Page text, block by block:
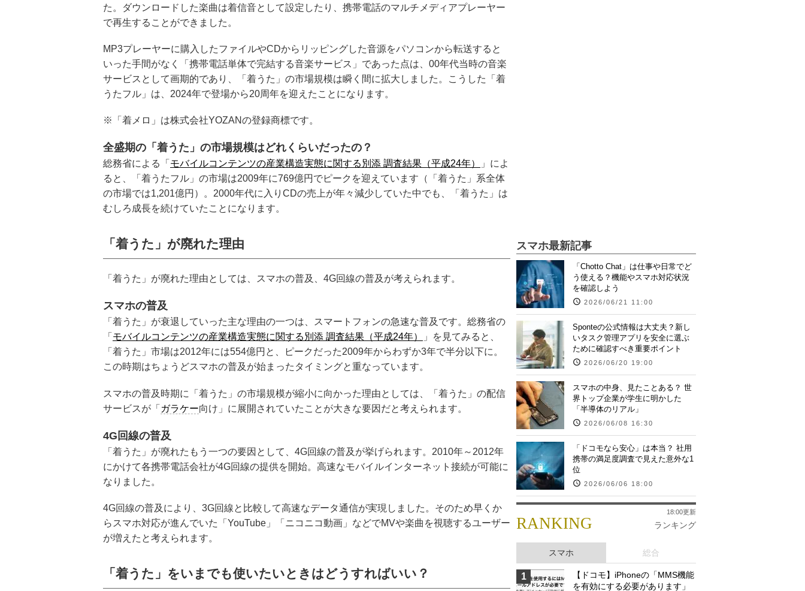
た。ダウンロードした楽曲は着信音として設定したり、携帯電話のマルチメディアプレーヤー
で再生することができました。
MP3プレーヤーに購入したファイルやCDからリッピングした音源をパソコンから転送すると
いった手間がなく「携帯電話単体で完結する音楽サービス」であった点は、00年代当時の音楽
サービスとして画期的であり、「着うた」の市場規模は瞬く間に拡大しました。こうした「着
うたフル」は、2024年で登場から20周年を迎えたことになります。
※「着メロ」は株式会社YOZANの登録商標です。
全盛期の「着うた」の市場規模はどれくらいだったの？
総務省による「 モバイルコンテンツの産業構造実態に関する別添 調査結果（平成24年）
」によ
ると、
「着うたフル」 の市場は2009年に769億円でピークを迎えています（「着うた」系全体
の市場では1,201億円）。2000年代に入りCDの売上が年々減少していた中でも、「着うた」は
むしろ成長を続けていたことになります。
「着うた」が廃れた理由
「着うた」が廃れた理由としては、スマホの普及、4G回線の普及が考えられます。
スマホの普及
「着うた」が衰退していった主な理由の一つは、スマートフォンの急速な普及です。総務省の
「 モバイルコンテンツの産業構造実態に関する別添 調査結果（平成24年）
」を見てみると、
「着うた」市場は2012年には554億円と、ピークだった2009年からわずか3年で半分以下に。
この時期はちょうどスマホの普及が始まったタイミングと重なっています。
スマホの普及時期に「着うた」の市場規模が縮小に向かった理由としては、「着うた」の配信
サービスが「 ガラケー向け」に展開されていたことが大きな要因だと考えられます。
4G回線の普及
「着うた」が廃れたもう一つの要因として、4G回線の普及が挙げられます。2010年～2012年
にかけて各携帯電話会社が4G回線の提供を開始。高速なモバイルインターネット接続が可能に
なりました。
4G回線の普及により、3G回線と比較して高速なデータ通信が実現しました。そのため早くか
らスマホ対応が進んでいた「YouTube」「ニコニコ動画」などでMVや楽曲を視聴するユーザー
が増えたと考えられます。
「着うた」をいまでも使いたいときはどうすればいい？
スマホ最新記事
「Chotto Chat」は仕事や日常でど
う使える？機能やスマホ対応状況
を確認しよう
2026/06/21 11:00
Sponteの公式情報は大丈夫？新し
いタスク管理アプリを安全に選ぶ
ために確認すべき重要ポイント
2026/06/20 19:00
スマホの中身、見たことある？ 世
界トップ企業が学生に明かした
「半導体のリアル」
2026/06/08 16:30
「ドコモなら安心」は本当？ 社用
携帯の満足度調査で見えた意外な1
位
2026/06/06 18:00
RANKING ランキング
18:00更新
スマホ 総合
1
【ドコモ】iPhoneの「MMS機能
を有効にする必要があります」